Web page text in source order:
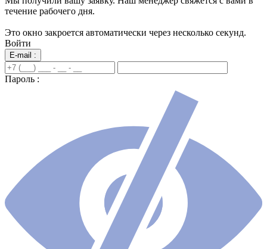
течение рабочего дня.
Это окно закроется автоматически через несколько секунд.
Войти
E-mail :
Пароль :